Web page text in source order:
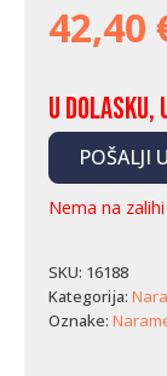
42,40
U
POŠALJI
Nema na zalihi
SKU: 16188
Kategorija:
Oznake: